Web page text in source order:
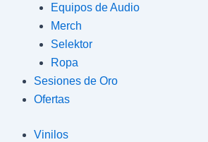
Equipos de Audio
Merch
Selektor
Ropa
Sesiones de Oro
Ofertas
Vinilos